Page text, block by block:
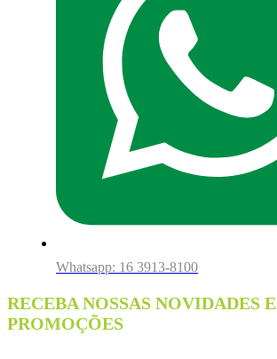
Whatsapp: 16 3913-8100
RECEBA NOSSAS NOVIDADES E
PROMOÇÕES